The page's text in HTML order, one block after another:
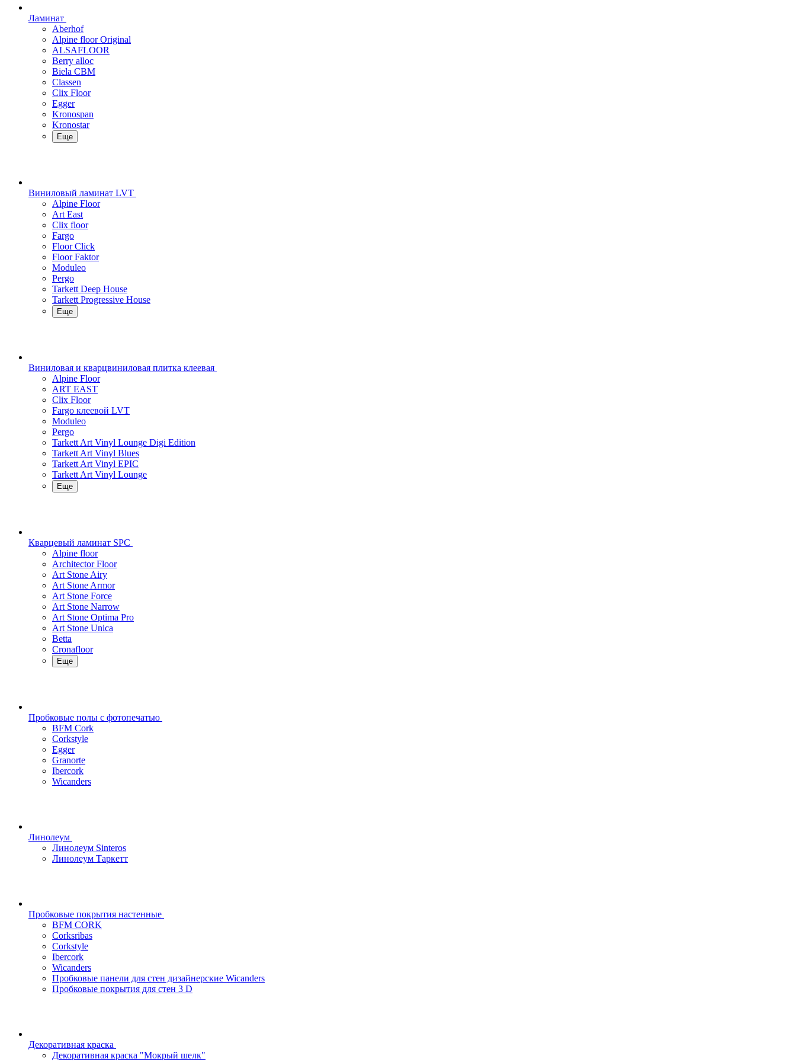
Ламинат
Aberhof
Alpine floor Original
ALSAFLOOR
Berry alloc
Biela CBM
Classen
Clix Floor
Egger
Kronospan
Kronostar
Еще
Виниловый ламинат LVT
Alpine Floor
Art East
Clix floor
Fargo
Floor Click
Floor Faktor
Moduleo
Pergo
Tarkett Deep House
Tarkett Progressive House
Еще
Виниловая и кварцвиниловая плитка клеевая
Alpine Floor
ART EAST
Clix Floor
Fargo клеевой LVT
Moduleo
Pergo
Tarkett Art Vinyl Lounge Digi Edition
Tarkett Art Vinyl Blues
Tarkett Art Vinyl EPIC
Tarkett Art Vinyl Lounge
Еще
Кварцевый ламинат SPC
Alpine floor
Architector Floor
Art Stone Airy
Art Stone Armor
Art Stone Force
Art Stone Narrow
Art Stone Optima Pro
Art Stone Unica
Betta
Cronafloor
Еще
Пробковые полы с фотопечатью
BFM Cork
Corkstyle
Egger
Granorte
Ibercork
Wicanders
Линолеум
Линолеум Sinteros
Линолеум Таркетт
Пробковые покрытия настенные
BFM CORK
Corksribas
Corkstyle
Ibercork
Wicanders
Пробковые панели для стен дизайнерские Wicanders
Пробковые покрытия для стен 3 D
Декоративная краска
Декоративная краска "Мокрый шелк"